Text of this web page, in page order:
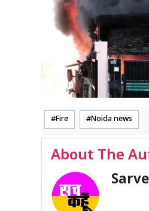
Fire Noida news
About The